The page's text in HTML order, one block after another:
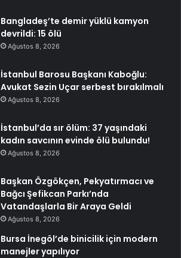
Bangladeş’te demir yüklü kamyon
devrildi: 15 ölü
Ağustos 8, 2026
İstanbul Barosu Başkanı Kaboğlu:
Avukat Sezin Uçar serbest bırakılmalı
Ağustos 8, 2026
İstanbul’da sır ölüm: 37 yaşındaki
kadın savcının evinde ölü bulundu!
Ağustos 8, 2026
Başkan Özgökçen, Pekyatırmacı ve
Bağcı Şefikcan Parkı’nda
Vatandaşlarla Bir Araya Geldi
Ağustos 8, 2026
Bursa İnegöl’de binicilik için modern
manejler yapılıyor